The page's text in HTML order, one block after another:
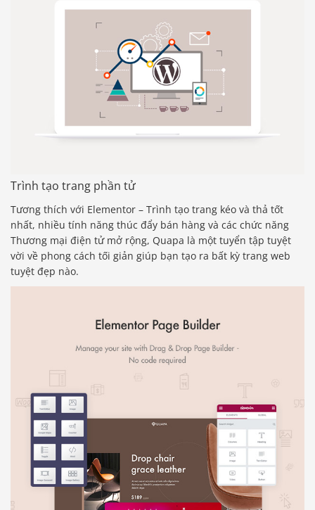
Trình tạo trang phần tử
Tương thích với Elementor – Trình tạo trang kéo và thả tốt
nhất, nhiều tính năng thúc đẩy bán hàng và các chức năng
Thương mại điện tử mở rộng, Quapa là một tuyển tập tuyệt
vời về phong cách tối giản giúp bạn tạo ra bất kỳ trang web
tuyệt đẹp nào.